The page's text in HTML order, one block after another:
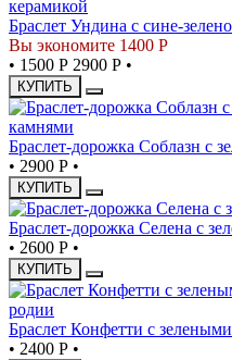
Браслет Ундина с сине-
Вы экономите 1400 Р
• 1500 Р 2900 Р •
КУПИТЬ
Браслет-дорожка Соблазн с
• 2900 Р •
КУПИТЬ
Браслет-дорожка Селена с
• 2600 Р •
КУПИТЬ
Браслет Конфетти с
• 2400 Р •